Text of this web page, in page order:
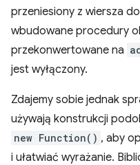
przeniesiony z wiersza
wbudowane procedury
przekonwertowane na
jest wyłączony.
Zdajemy sobie jednak
używają konstrukcji
new Function() , aby
i ułatwiać wyrażanie.